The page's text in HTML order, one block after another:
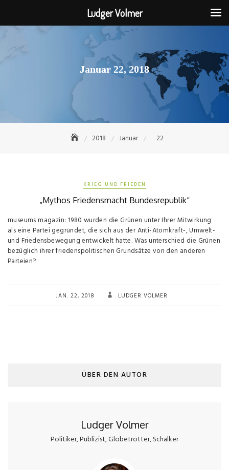
Januar 22, 2018
2018 Januar 22
KRIEG UND FRIEDEN
„Mythos Friedensmacht Bundesrepublik“
museums magazin: 1980 wurden die Grünen unter Ihrer Mitwirkung
als eine Partei gegründet, die sich aus der Anti-Atomkraft-, Umwelt-
und Friedensbewegung entwickelt hatte. Was unterschied die Grünen
bezüglich ihrer friedenspolitischen Grundsätze von den anderen
Parteien?
JAN. 22, 2018 LUDGER VOLMER
ÜBER DEN AUTOR
Ludger Volmer
Politiker, Publizist, Globetrotter, Schalker
Ludger Volmer